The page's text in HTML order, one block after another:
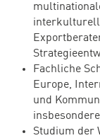
Fachliche
Europe,
und
Studium der